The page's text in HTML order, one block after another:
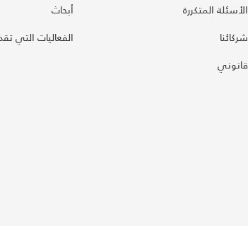
الأسئلة المتكررة
شركائنا
قانوني
أبحاث
الفعاليات التي